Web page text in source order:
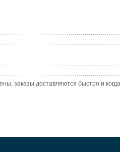
заказы доставляются быстро и